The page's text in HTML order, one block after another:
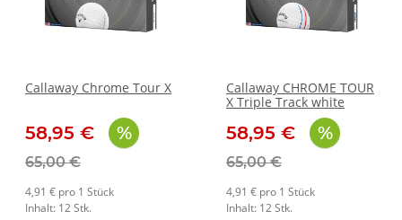
Callaway Chrome Tour X
58,95 €
65,00 €
4,91 € pro 1 Stück
Inhalt: 12 Stk.
Callaway CHROME TOUR
X Triple Track white
58,95 €
65,00 €
4,91 € pro 1 Stück
Inhalt: 12 Stk.